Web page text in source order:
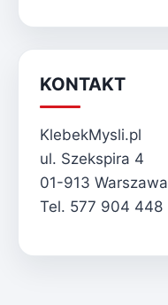
KONTAKT
KlebekMysli.pl
ul. Szekspira 4
01-913 Warszawa
Tel. 577 904 448